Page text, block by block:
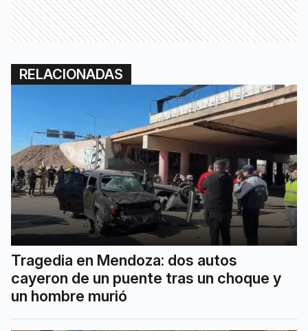
RELACIONADAS
Tragedia en Mendoza: dos autos
cayeron de un puente tras un choque y
un hombre murió